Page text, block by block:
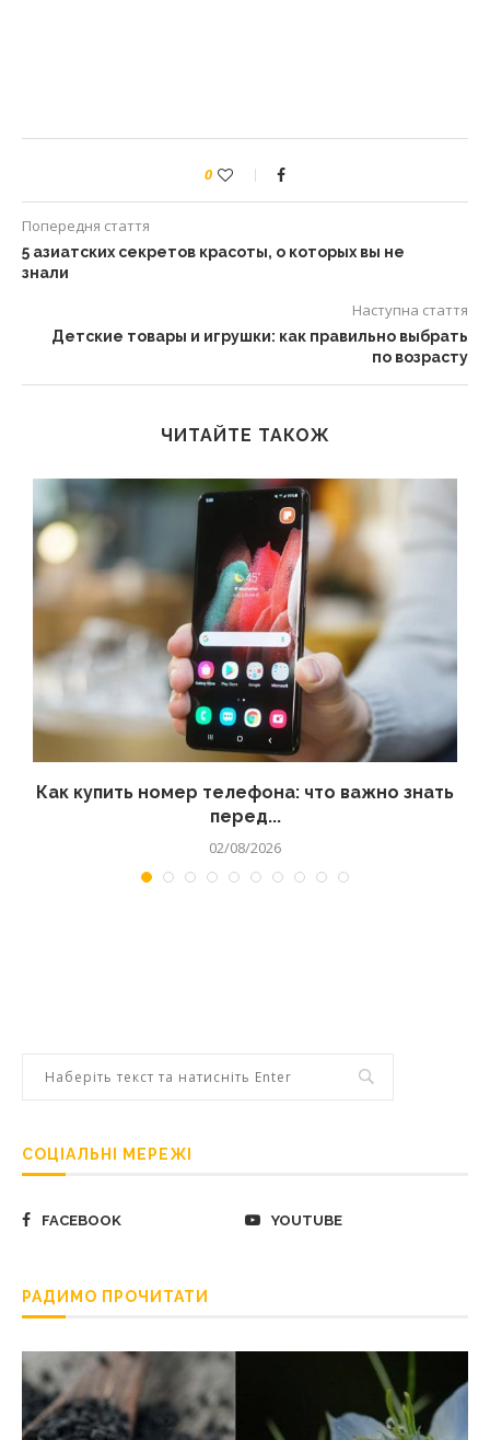
0
Попередня стаття
5 азиатских секретов красоты, о которых вы не
знали
Наступна стаття
Детские товары и игрушки: как правильно выбрать
по возрасту
ЧИТАЙТЕ ТАКОЖ
Как купить номер телефона: что важно знать
перед...
02/08/2026
СОЦІАЛЬНІ МЕРЕЖІ
FACEBOOK YOUTUBE
РАДИМО ПРОЧИТАТИ